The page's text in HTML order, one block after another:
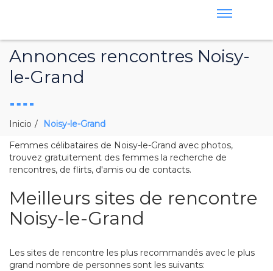
Annonces rencontres Noisy-
le-Grand
Inicio
Noisy-le-Grand
Femmes célibataires de Noisy-le-Grand avec photos,
trouvez gratuitement des femmes la recherche de
rencontres, de flirts, d'amis ou de contacts.
Meilleurs sites de rencontre
Noisy-le-Grand
Les sites de rencontre les plus recommandés avec le plus
grand nombre de personnes sont les suivants: